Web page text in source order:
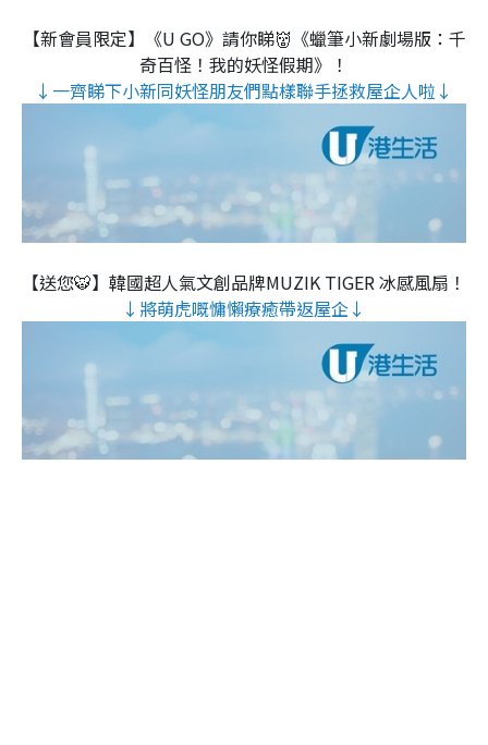
【新會員限定】《U GO》請你睇👹《蠟筆小新劇場版：千
奇百怪！我的妖怪假期》！
↓一齊睇下小新同妖怪朋友們點樣聯手拯救屋企人啦↓
【送您🐯】韓國超人氣文創品牌MUZIK TIGER 冰感風扇！
↓將萌虎嘅慵懶療癒帶返屋企↓